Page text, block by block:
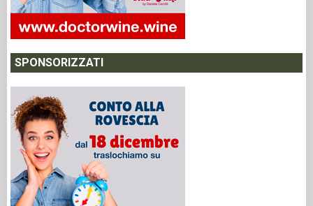
SPONSORIZZATI